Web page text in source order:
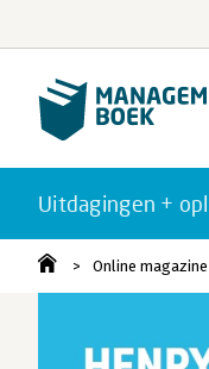
Uitdagingen +
Online magazine